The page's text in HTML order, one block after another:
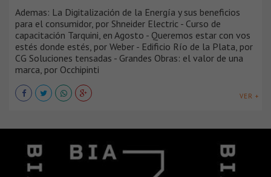
Ademas: La Digitalización de la Energía y sus beneficios
para el consumidor, por Shneider Electric - Curso de
capacitación Tarquini, en Agosto - Queremos estar con vos
estés donde estés, por Weber - Edificio Río de la Plata, por
CG Soluciones tensadas - Grandes Obras: el valor de una
marca, por Occhipinti
VER +